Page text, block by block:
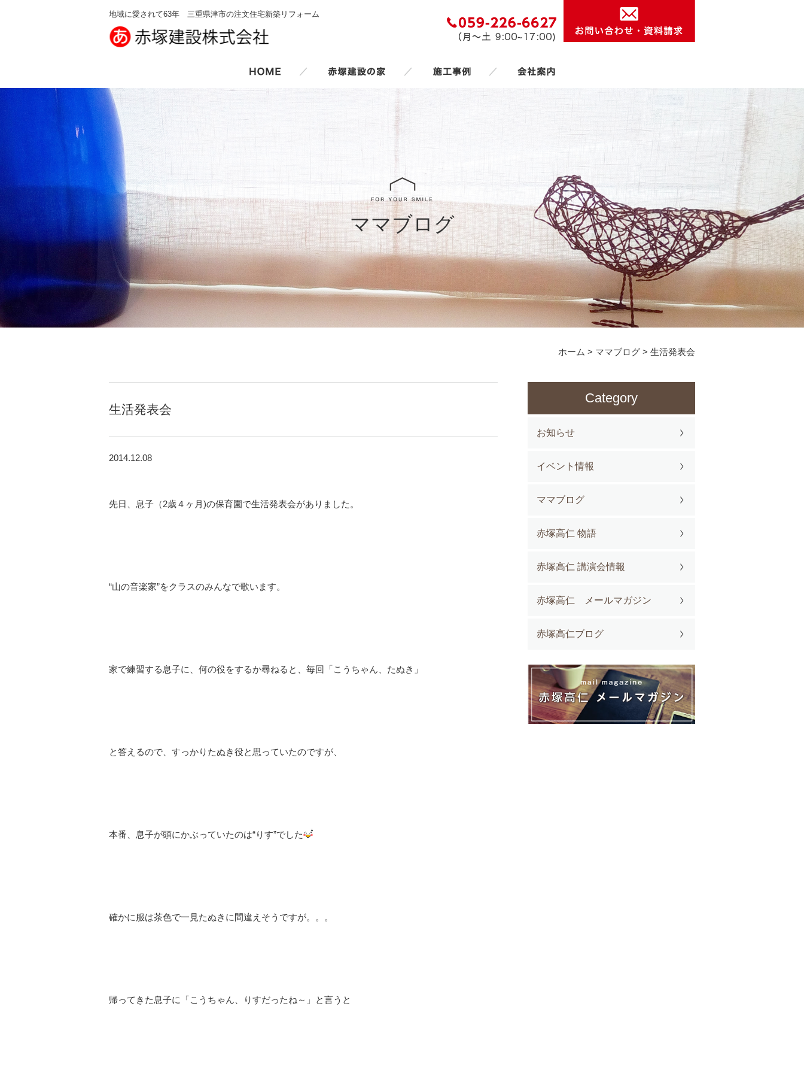
地域に愛されて63年 三重県津市の注文住宅新築リフォーム
／ ／ ／
ママブログ
ホーム > ママブログ > 生活発表会
生活発表会
2014.12.08
先日、息子（2歳４ヶ月)の保育園で生活発表会がありました。
“山の音楽家”をクラスのみんなで歌います。
家で練習する息子に、何の役をするか尋ねると、毎回「こうちゃん、たぬき」
と答えるので、すっかりたぬき役と思っていたのですが、
本番、息子が頭にかぶっていたのは“りす”でした
確かに服は茶色で一見たぬきに間違えそうですが。。。
帰ってきた息子に「こうちゃん、りすだったね～」と言うと
Category
お知らせ
イベント情報
ママブログ
赤塚高仁 物語
赤塚高仁 講演会情報
赤塚高仁 メールマガジン
赤塚高仁ブログ